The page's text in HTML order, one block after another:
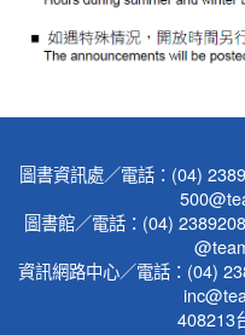
圖書資訊處／電話：(04)
圖書館／電話：(04)
資訊網路中心／電話：(04)
408213